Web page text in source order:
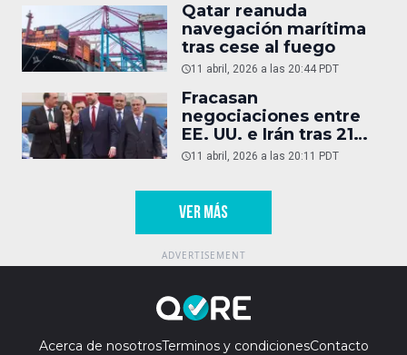
Qatar reanuda
navegación marítima
tras cese al fuego
11 abril, 2026 a las 20:44 PDT
Fracasan
negociaciones entre
EE. UU. e Irán tras 21
horas
11 abril, 2026 a las 20:11 PDT
VER MÁS
Acerca de nosotrosTerminos y condicionesContacto